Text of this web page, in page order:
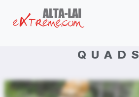
QUADS